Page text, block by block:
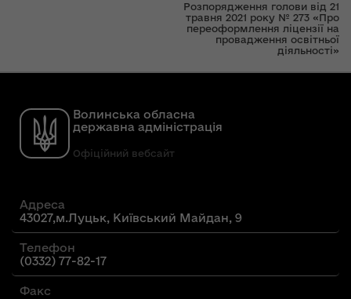
Розпорядження голови від 21
травня 2021 року № 273 «Про
переоформлення ліцензії на
провадження освітньої
діяльності»
Волинська обласна
державна адміністрація
Офіційний вебсайт
Адреса
43027,м.Луцьк, Київський Майдан, 9
Телефон
(0332) 77-82-17
Факс